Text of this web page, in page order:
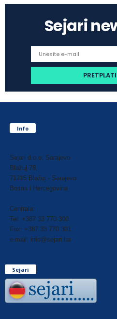
Sejari
Info
Sejari d.o.o. Sarajevo
Blažuj 78,
71215 Blažuj - Sarajevo
Bosna i Hercegovina
Centrala:
Tel: +387 33 770 300
Fax: +387 33 770 301
e-mail: info@sejari.ba
Sejari